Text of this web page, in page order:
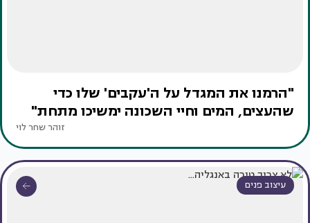
"הרמנו את המגדל על ה'עקבים' שלו כדי
שהעצים, המים וחיי השכונה ימשיכו מתחת"
זוהר שחר לוי
עיצוב פנים